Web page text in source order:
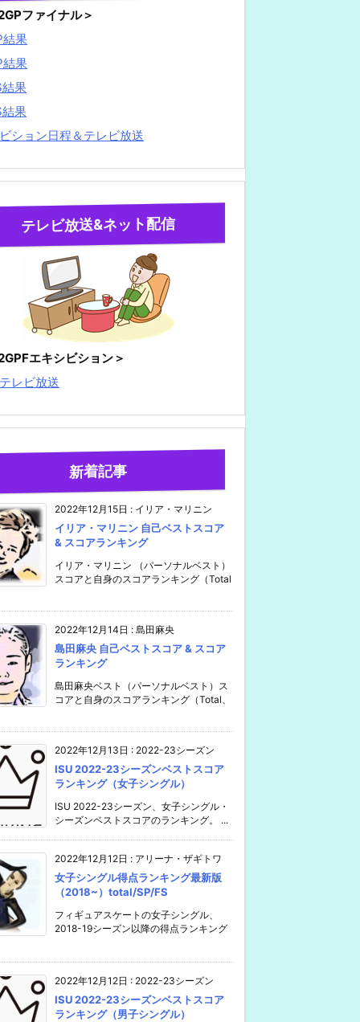
ファイナル＞
結果
結果
果
果
ション日程＆テレビ放送
テレビ放送&ネット配信
エキシビション＞
レビ放送
新着記事
2022年12月15日 : イリア・マリニン
イリア・マリニン 自己ベストスコア
& スコアランキング
イリア・マリニン （パーソナルベスト）
スコアと自身のスコアランキング（Total
2022年12月14日 : 島田麻央
島田麻央 自己ベストスコア & スコア
ランキング
島田麻央ベスト（パーソナルベスト）ス
コアと自身のスコアランキング（Total、
2022年12月13日 : 2022-23シーズン
ISU 2022-23シーズンベストスコア
ランキング（女子シングル）
ISU 2022-23シーズン、女子シングル・
シーズンベストスコアのランキング。 ...
2022年12月12日 : アリーナ・ザギトワ
女子シングル得点ランキング最新版
（2018~）total/SP/FS
フィギュアスケートの女子シングル、
2018-19シーズン以降の得点ランキング
2022年12月12日 : 2022-23シーズン
ISU 2022-23シーズンベストスコア
ランキング（男子シングル）